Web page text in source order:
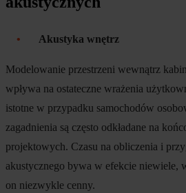
Akustyka wnętrz
Modelowanie przestrzeni wewnątrz
wpływa na ostateczne wrażenia
istotne w przypadku samochodów
zagadnienia są często odkładane na
projektowych. Czasu na obliczenia i
akustycznego bywa w efekcie niewiele,
on niezwykle cenny.